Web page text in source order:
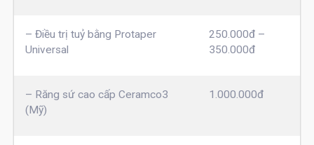
– Điều trị tuỷ bằng Protaper
Universal
250.000đ –
350.000đ
– Răng sứ cao cấp Ceramco3
(Mỹ)
1.000.000đ